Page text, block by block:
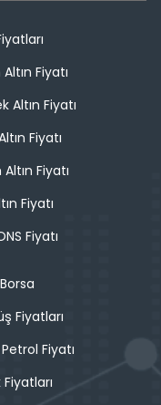
Fiyatı
Altın Fiyatı
Fiyatı
Altın Fiyatı
Fiyatı
Fiyatı
Fiyatları
Fiyatı
Fiyatları